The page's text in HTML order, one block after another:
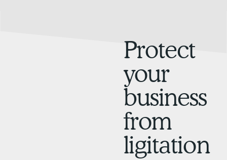
Protect
your
business
from
ligitation